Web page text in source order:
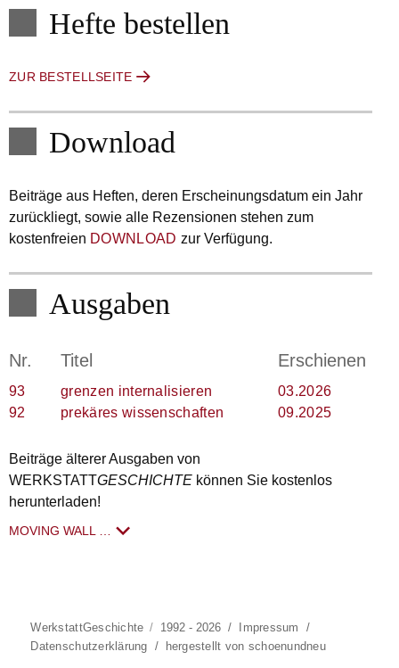
Hefte bestellen
ZUR BESTELLSEITE
Download
Beiträge aus Heften, deren Erscheinungsdatum ein Jahr
zurückliegt, sowie alle Rezensionen stehen zum
kostenfreien DOWNLOAD zur Verfügung.
Ausgaben
Nr. Titel Erschienen
93 grenzen internalisieren
03.2026
92
prekäres wissenschaften 09.2025
Beiträge älterer Ausgaben von
WERKSTATTGESCHICHTE können Sie kostenlos
herunterladen!
MOVING WALL …
WerkstattGeschichte 1992 - 2026 / Impressum
/
Datenschutzerklärung / hergestellt von schoenundneu